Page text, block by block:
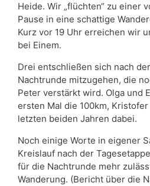
Heide. Wir „flüchten“ zu einer
Pause in eine schattige
Kurz vor 19 Uhr erreichen wir
bei Einem.
Drei entschließen sich nach
Nachtrunde mitzugehen, die
Peter verstärkt wird. Olga und
ersten Mal die 100km,
letzten beiden Jahren dabei.
Noch einige Worte in eigener
Kreislauf nach der
für die Nachtrunde mehr
Wanderung. (Bericht über die